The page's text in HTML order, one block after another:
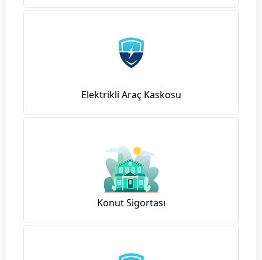
Elektrikli Araç Kaskosu
Konut Sigortası